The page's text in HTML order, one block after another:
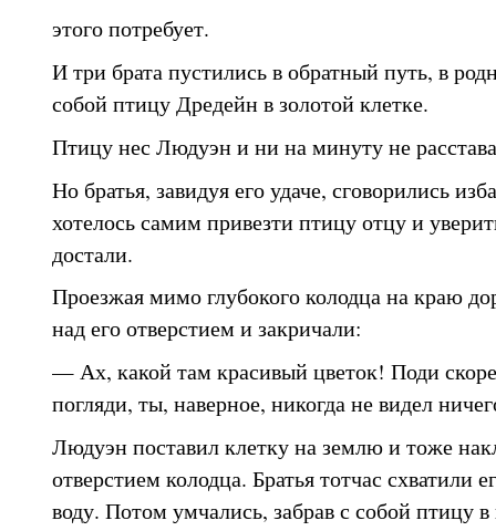
этого потребует.
И три брата пустились в обратный путь, в
собой птицу Дредейн в золотой клетке.
Птицу нес Людуэн и ни на минуту не
Но братья, завидуя его удаче, сговорились
хотелось самим привезти птицу отцу и
достали.
Проезжая мимо глубокого колодца на краю
над его отверстием и закричали:
— Ах, какой там красивый цветок! Поди
погляди, ты, наверное, никогда не видел
Людуэн поставил клетку на землю и тоже
отверстием колодца. Братья тотчас схватили
воду. Потом умчались, забрав с собой птицу